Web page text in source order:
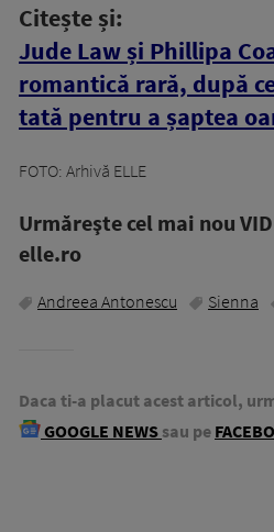
Citește și:
Jude Law și Phillipa
romantică rară, după
tată pentru a șaptea
FOTO: Arhivă ELLE
Urmăreşte cel mai nou
elle.ro
Andreea Antonescu Sienna
Daca ti-a placut acest articol,
GOOGLE NEWS sau pe